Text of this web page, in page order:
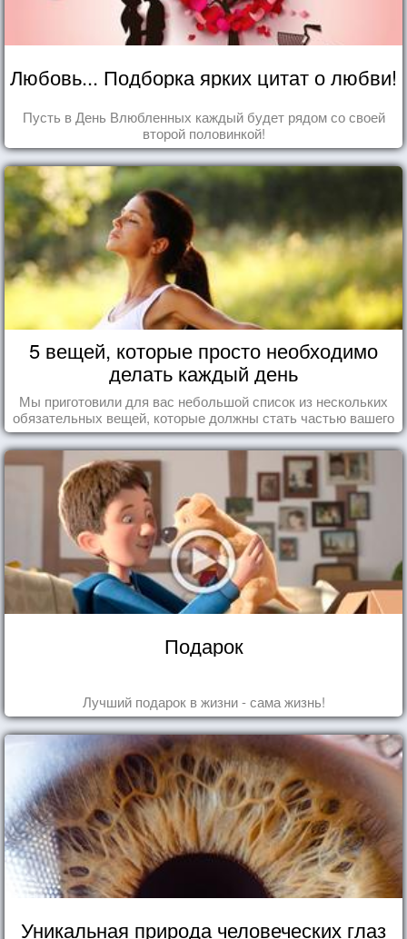
Любовь... Подборка ярких цитат о любви!
Пусть в День Влюбленных каждый будет рядом со своей
второй половинкой!
5 вещей, которые просто необходимо
делать каждый день
Мы приготовили для вас небольшой список из нескольких
обязательных вещей, которые должны стать частью вашего
дня.
Подарок
Лучший подарок в жизни - сама жизнь!
Уникальная природа человеческих глаз